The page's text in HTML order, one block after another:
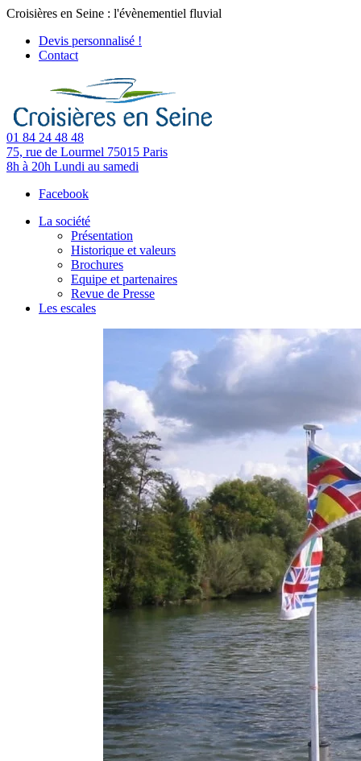
Croisières en Seine : l'évènementiel fluvial
Devis personnalisé !
Contact
01 84 24 48 48
75, rue de Lourmel 75015 Paris
8h à 20h Lundi au samedi
Facebook
La société
Présentation
Historique et valeurs
Brochures
Equipe et partenaires
Revue de Presse
Les escales